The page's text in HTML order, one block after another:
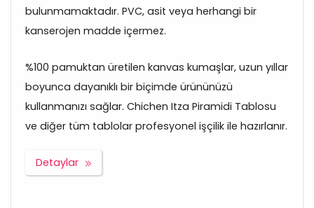
bulunmamaktadır. PVC, asit veya herhangi bir
kanserojen madde içermez.
%100 pamuktan üretilen kanvas kumaşlar, uzun yıllar
boyunca dayanıklı bir biçimde ürününüzü
kullanmanızı sağlar. Chichen Itza Piramidi Tablosu
ve diğer tüm tablolar profesyonel işçilik ile hazırlanır.
Detaylar